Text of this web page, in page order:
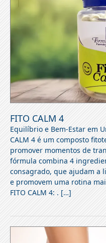
FITO CALM 4
Equilíbrio e Bem-Estar em
CALM 4 é um composto
promover momentos de
fórmula combina 4
consagrado, que ajudam a
e promovem uma rotina
FITO CALM 4: . […]